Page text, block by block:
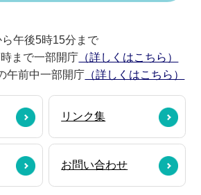
午後5時15分まで
まで一部開庁 （詳しくはこちら）
午前中一部開庁 （詳しくはこちら）
リンク集
お問い合わせ